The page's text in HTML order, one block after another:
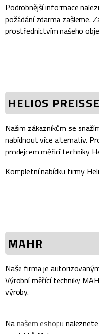
Podrobnější informace
požádání zdarma zašleme.
prostřednictvím našeho
HELIOS
Našim zákazníkům se
nabídnout více alternativ.
prodejcem měřicí techniky
Kompletní nabídku firmy
MAHR
Naše firma je
Výrobní měřící techniky
výroby.
Nanašem eshopu